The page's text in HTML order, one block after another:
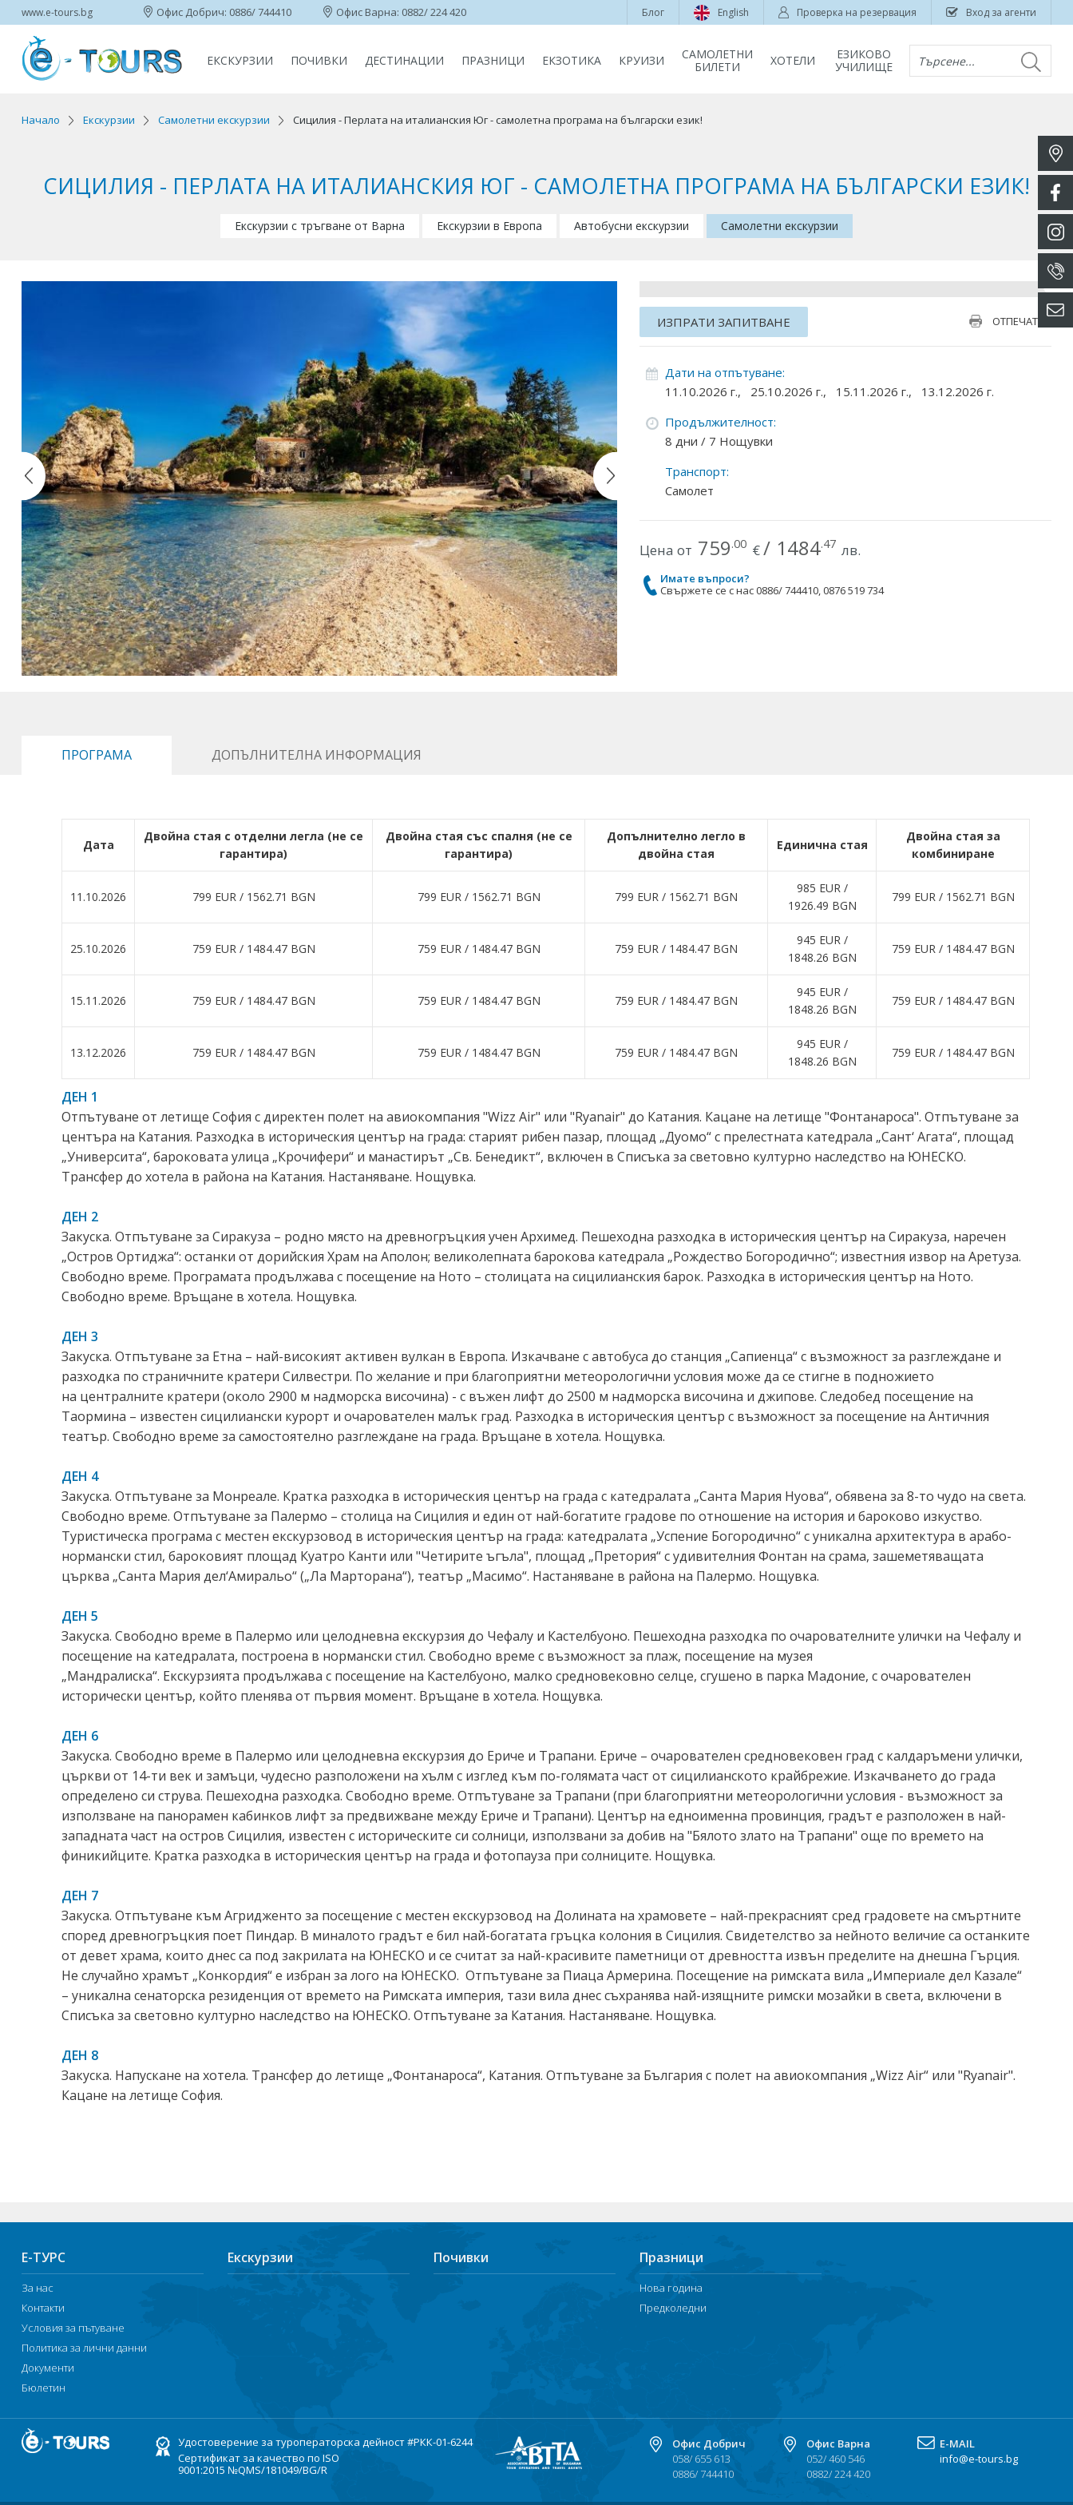
www.e-tours.bg Офис Добрич: 0886/ 744410 Офис Варна: 0882/ 224 420 Блог English Проверка на резервация Вход за агенти
ЕКСКУРЗИИ ПОЧИВКИ ДЕСТИНАЦИИ ПРАЗНИЦИ ЕКЗОТИКА КРУИЗИ
САМОЛЕТНИ
БИЛЕТИ
ХОТЕЛИ
ЕЗИКОВО
УЧИЛИЩЕ
Търсене...
Начало Екскурзии Самолетни екскурзии Сицилия - Перлата на италианския Юг - самолетна програма на български език!
СИЦИЛИЯ - ПЕРЛАТА НА ИТАЛИАНСКИЯ ЮГ - САМОЛЕТНА ПРОГРАМА НА БЪЛГАРСКИ ЕЗИК!
Екскурзии с тръгване от Варна Екскурзии в Европа Автобусни екскурзии Самолетни екскурзии
ИЗПРАТИ ЗАПИТВАНЕ ОТПЕЧАТАЙ
Дати на отпътуване:
11.10.2026 г., 25.10.2026 г., 15.11.2026 г., 13.12.2026 г.
Продължителност:
8 дни / 7 Нощувки
Транспорт:
Самолет
Цена от 759.00 €/ 1484.47 лв.
Имате въпроси?
Свържете се с нас 0886/ 744410, 0876 519 734
ПРОГРАМА ДОПЪЛНИТЕЛНА ИНФОРМАЦИЯ
Дата
Двойна стая с отделни легла (не се
гарантира)
Двойна стая със спалня (не се
гарантира)
Допълнително легло в
двойна стая
Единична стая
Двойна стая за
комбиниране
11.10.2026 799 EUR ∕ 1562.71 BGN 799 EUR ∕ 1562.71 BGN 799 EUR ∕ 1562.71 BGN
985 EUR ∕
1926.49 BGN
799 EUR ∕ 1562.71 BGN
25.10.2026 759 EUR ∕ 1484.47 BGN 759 EUR ∕ 1484.47 BGN 759 EUR ∕ 1484.47 BGN
945 EUR ∕
1848.26 BGN
759 EUR ∕ 1484.47 BGN
15.11.2026 759 EUR ∕ 1484.47 BGN 759 EUR ∕ 1484.47 BGN 759 EUR ∕ 1484.47 BGN
945 EUR ∕
1848.26 BGN
759 EUR ∕ 1484.47 BGN
13.12.2026 759 EUR ∕ 1484.47 BGN 759 EUR ∕ 1484.47 BGN 759 EUR ∕ 1484.47 BGN
945 EUR ∕
1848.26 BGN
759 EUR ∕ 1484.47 BGN
ДЕН 1
Отпътуване от летище София с директен полет на авиокомпания "Wizz Air" или "Ryanair" до Катания. Кацане на летище "Фонтанароса". Отпътуване за
центъра на Катания. Разходка в историческия център на града: старият рибен пазар, площад „Дуомо“ с прелестната катедрала „Сант‘ Агата“, площад
„Университа“, бароковата улица „Крочифери“ и манастирът „Св. Бенедикт“, включен в Списъка за световно културно наследство на ЮНЕСКО.
Трансфер до хотела в района на Катания. Настаняване. Нощувка.
ДЕН 2
Закуска. Отпътуване за Сиракуза – родно място на древногръцкия учен Архимед. Пешеходна разходка в историческия център на Сиракуза, наречен
„Остров Ортиджа“: останки от дорийския Храм на Аполон; великолепната барокова катедрала „Рождество Богородично“; известния извор на Аретуза.
Свободно време. Програмата продължава с посещение на Ното – столицата на сицилианския барок. Разходка в историческия център на Ното.
Свободно време. Връщане в хотела. Нощувка.
ДЕН 3
Закуска. Отпътуване за Етна – най-високият активен вулкан в Европа. Изкачване с автобуса до станция „Сапиенца“ с възможност за разглеждане и
разходка по страничните кратери Силвестри. По желание и при благоприятни метеорологични условия може да се стигне в подножието
на централните кратери (около 2900 м надморска височина) - с въжен лифт до 2500 м надморска височина и джипове. Следобед посещение на
Таормина – известен сицилиански курорт и очарователен малък град. Разходка в историческия център с възможност за посещение на Античния
театър. Свободно време за самостоятелно разглеждане на града. Връщане в хотела. Нощувка.
ДЕН 4
Закуска. Отпътуване за Монреале. Кратка разходка в историческия център на града с катедралата „Санта Мария Нуова“, обявена за 8-то чудо на света.
Свободно време. Отпътуване за Палермо – столица на Сицилия и един от най-богатите градове по отношение на история и бароково изкуство.
Туристическа програма с местен екскурзовод в историческия център на града: катедралата „Успение Богородично“ с уникална архитектура в арабо-
нормански стил, бароковият площад Куатро Канти или "Четирите ъгъла", площад „Претория“ с удивителния Фонтан на срама, зашеметяващата
църква „Санта Мария дел‘Амиральо“ („Ла Марторана“), театър „Масимо“. Настаняване в района на Палермо. Нощувка.
ДЕН 5
Закуска. Свободно време в Палермо или целодневна екскурзия до Чефалу и Кастелбуоно. Пешеходна разходка по очарователните улички на Чефалу и
посещение на катедралата, построена в нормански стил. Свободно време с възможност за плаж, посещение на музея
„Мандралиска“. Екскурзията продължава с посещение на Кастелбуоно, малко средновековно селце, сгушено в парка Мадоние, с очарователен
исторически център, който пленява от първия момент. Връщане в хотела. Нощувка.
ДЕН 6
Закуска. Свободно време в Палермо или целодневна екскурзия до Ериче и Трапани. Ериче – очарователен средновековен град с калдаръмени улички,
църкви от 14-ти век и замъци, чудесно разположени на хълм с изглед към по-голямата част от сицилианското крайбрежие. Изкачването до града
определено си струва. Пешеходна разходка. Свободно време. Отпътуване за Трапани (при благоприятни метеорологични условия - възможност за
използване на панорамен кабинков лифт за предвижване между Ериче и Трапани). Център на едноименна провинция, градът е разположен в най-
западната част на остров Сицилия, известен с историческите си солници, използвани за добив на "Бялото злато на Трапани" още по времето на
финикийците. Кратка разходка в историческия център на града и фотопауза при солниците. Нощувка.
ДЕН 7
Закуска. Отпътуване към Агридженто за посещение с местен екскурзовод на Долината на храмовете – най-прекрасният сред градовете на смъртните
според древногръцкия поет Пиндар. В миналото градът е бил най-богатата гръцка колония в Сицилия. Свидетелство за нейното величие са останките
от девет храма, които днес са под закрилата на ЮНЕСКО и се считат за най-красивите паметници от древността извън пределите на днешна Гърция.
Не случайно храмът „Конкордия“ е избран за лого на ЮНЕСКО. Отпътуване за Пиаца Армерина. Посещение на римската вила „Империале дел Казале“
– уникална сенаторска резиденция от времето на Римската империя, тази вила днес съхранява най-изящните римски мозайки в света, включени в
Списъка за световно културно наследство на ЮНЕСКО. Отпътуване за Катания. Настаняване. Нощувка.
ДЕН 8
Закуска. Напускане на хотела. Трансфер до летище „Фонтанароса“, Катания. Отпътуване за България с полет на авиокомпания „Wizz Air“ или "Ryanair".
Кацане на летище София.
Е-ТУРС
За нас
Контакти
Условия за пътуване
Политика за лични данни
Документи
Бюлетин
Екскурзии Почивки Празници
Нова година
Предколедни
Удостоверение за туроператорска дейност#РКК-01-6244
Сертификат за качество по ISO
9001:2015 №QMS/181049/BG/R
Офис Добрич
058/ 655 613
0886/ 744410
Офис Варна
052/ 460 546
0882/ 224 420
Е-MAIL
info@e-tours.bg